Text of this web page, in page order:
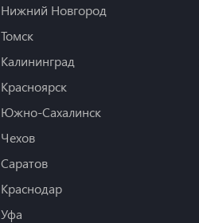
Нижний Новгород
Томск
Калининград
Красноярск
Южно-Сахалинск
Чехов
Саратов
Краснодар
Уфа